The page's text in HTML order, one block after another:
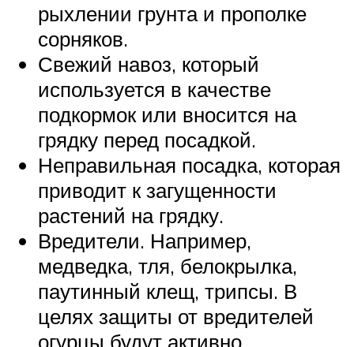
рыхлении грунта и прополке
сорняков.
Свежий навоз, который
используется в качестве
подкормок или вносится на
грядку перед посадкой.
Неправильная посадка, которая
приводит к загущенности
растений на грядку.
Вредители. Например,
медведка, тля, белокрылка,
паутинный клещ, трипсы. В
целях защиты от вредителей
огурцы будут активно